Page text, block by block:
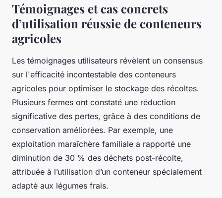
Témoignages et cas concrets
d’utilisation réussie de conteneurs
agricoles
Les témoignages utilisateurs révèlent un consensus
sur l'efficacité incontestable des conteneurs
agricoles pour optimiser le stockage des récoltes.
Plusieurs fermes ont constaté une réduction
significative des pertes, grâce à des conditions de
conservation améliorées. Par exemple, une
exploitation maraîchère familiale a rapporté une
diminution de 30 % des déchets post-récolte,
attribuée à l’utilisation d’un conteneur spécialement
adapté aux légumes frais.